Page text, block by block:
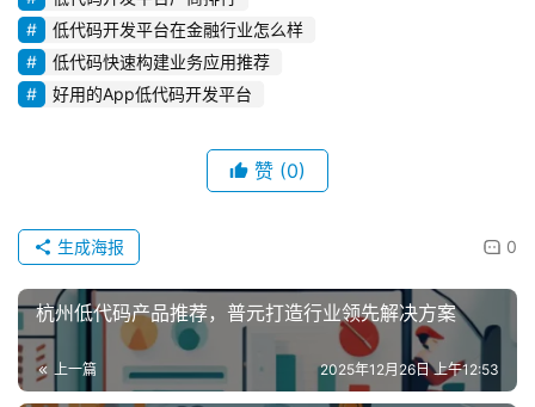
低代码开发平台在金融行业怎么样
低代码快速构建业务应用推荐
好用的App低代码开发平台
赞 (0)
0
生成海报
杭州低代码产品推荐，普元打造行业领先解决方案
上一篇 2025年12月26日 上午12:53